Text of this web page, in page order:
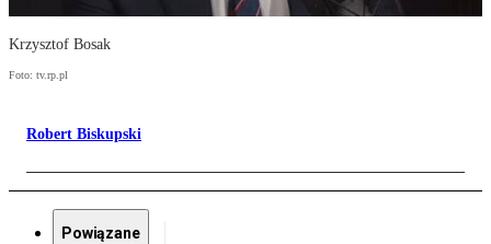
Krzysztof Bosak
Foto: tv.rp.pl
Robert Biskupski
Powiązane